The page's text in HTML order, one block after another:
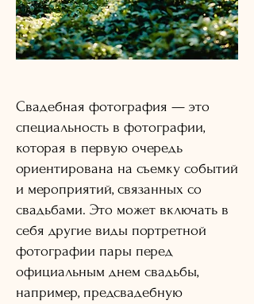
Свадебная фотография — это
специальность в фотографии,
которая в первую очередь
ориентирована на съемку событий
и мероприятий, связанных со
свадьбами. Это может включать в
себя другие виды портретной
фотографии пары перед
официальным днем ​​свадьбы,
например, предсвадебную